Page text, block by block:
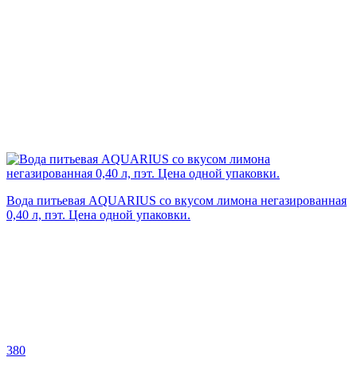
Вода питьевая AQUARIUS со вкусом лимона негазированная
0,40 л, пэт. Цена одной упаковки.
380